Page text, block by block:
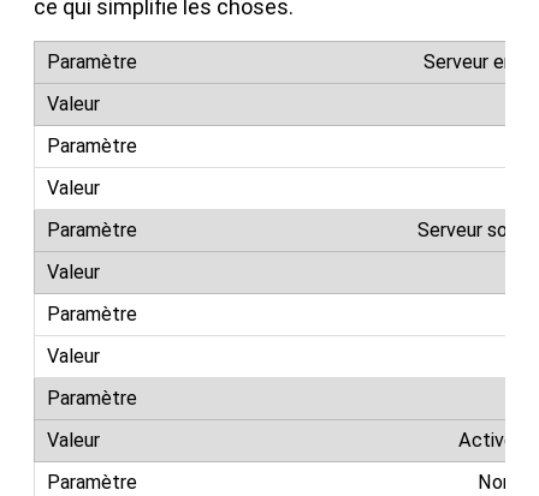
ce qui simplifie les choses.
Serveur
Serveur
Activé
Nom